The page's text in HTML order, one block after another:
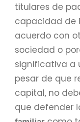
titulares de
capacidad de
acuerdo con
sociedad o
significativa a
pesar de que
capital, no
que defender